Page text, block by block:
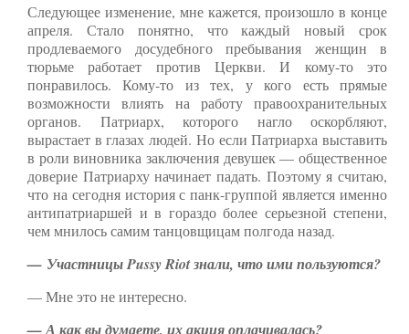
Следующее изменение, мне кажется, произошло в конце
апреля. Стало понятно, что каждый новый срок
продлеваемого досудебного пребывания женщин в
тюрьме работает против Церкви. И кому-то это
понравилось. Кому-то из тех, у кого есть прямые
возможности влиять на работу правоохранительных
органов. Патриарх, которого нагло оскорбляют,
вырастает в глазах людей. Но если Патриарха выставить
в роли виновника заключения девушек — общественное
доверие Патриарху начинает падать. Поэтому я считаю,
что на сегодня история с панк-группой является именно
антипатриаршей и в гораздо более серьезной степени,
чем мнилось самим танцовщицам полгода назад.
— Участницы Pussy Riot знали, что ими пользуются?
— Мне это не интересно.
— А как вы думаете, их акция оплачивалась?